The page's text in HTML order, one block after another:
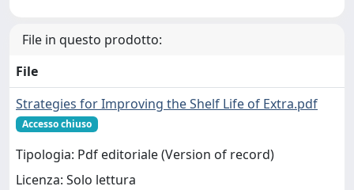
File in questo prodotto:
File
Strategies for Improving the Shelf Life of Extra.pdf
Accesso chiuso
Tipologia: Pdf editoriale (Version of record)
Licenza: Solo lettura